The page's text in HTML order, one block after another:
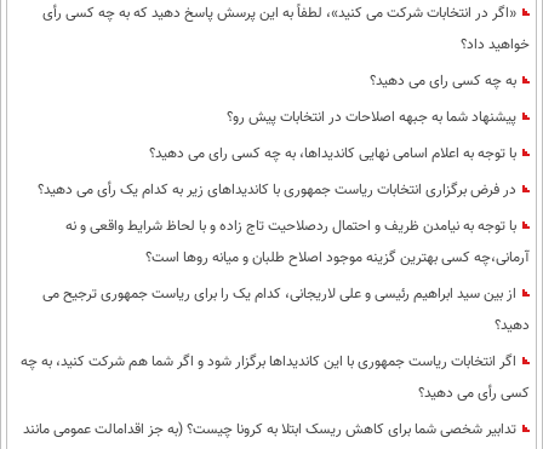
«اگر در انتخابات شرکت می کنید»، لطفاً به این پرسش پاسخ دهید که به چه کسی رأی
خواهید داد؟
به چه کسی رای می دهید؟
پیشنهاد شما به جبهه اصلاحات در انتخابات پیش رو؟
با توجه به اعلام اسامی نهایی کاندیداها، به چه کسی رای می دهید؟
در فرض برگزاری انتخابات ریاست جمهوری با کاندیداهای زیر به کدام یک رأی می دهید؟
با توجه به نیامدن ظریف و احتمال ردصلاحیت تاج زاده و با لحاظ شرایط واقعی و نه
آرمانی،چه کسی بهترین گزینه موجود اصلاح طلبان و میانه روها است؟
از بین سید ابراهیم رئیسی و علی لاریجانی، کدام یک را برای ریاست جمهوری ترجیح می
دهید؟
اگر انتخابات ریاست جمهوری با این کاندیداها برگزار شود و اگر شما هم شرکت کنید، به چه
کسی رأی می دهید؟
تدابیر شخصی شما برای کاهش ریسک ابتلا به کرونا چیست؟ (به جز اقدامالت عمومی مانند